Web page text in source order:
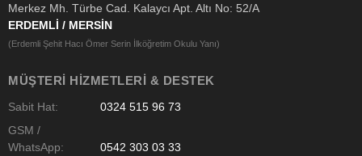
Merkez Mh. Türbe Cad. Kalaycı Apt. Altı No: 52/A
ERDEMLİ / MERSİN
(Erdemli Şehit Hacı Ömer Serin İlköğretim Okulu Yanı)
MÜŞTERI HIZMETLERI & DESTEK
Sabit Hat:
0324 515 96 73
GSM /
WhatsApp:
0542 303 03 33